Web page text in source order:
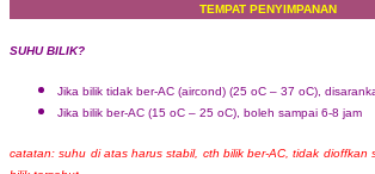
TEMPAT PENYIMPANAN
SUHU BILIK?
Jika bilik tidak ber-AC (aircond) (25 oC – 37 oC),
Jika bilik ber-AC (15 oC – 25 oC), boleh sampai 6-8 jam
catatan: suhu di atas harus stabil, cth bilik ber-AC, tidak dioffkan